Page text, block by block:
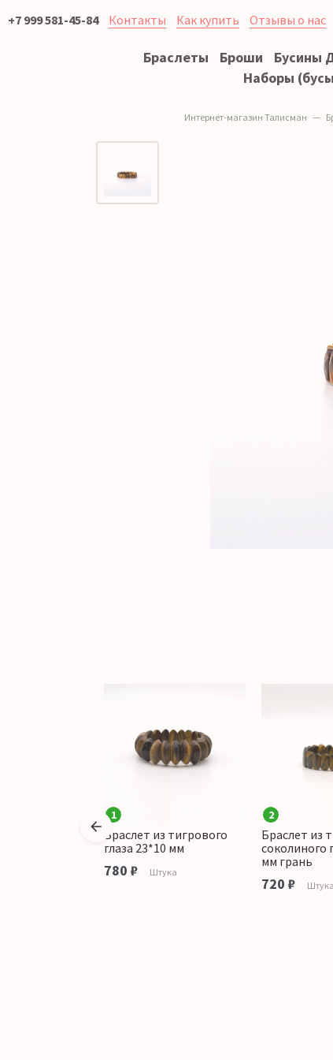
+7 999 581-45-84 Контакты Как купить Отзывы о нас
Браслеты Броши Бусины
Наборы
Интернет-магазин Талисман
1
Браслет из тигрового
глаза 23*10 мм
780 ₽ Штука
2
Браслет из
соколиного
мм грань
720 ₽ Штука